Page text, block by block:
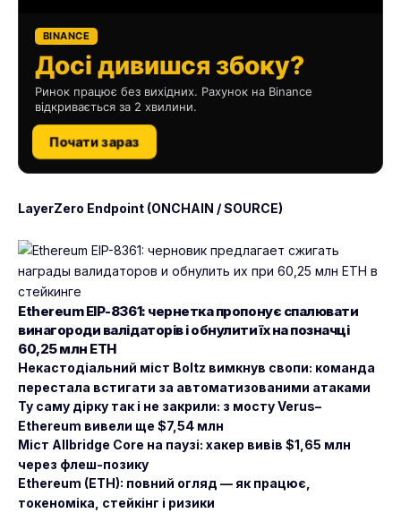
BINANCE
Досі дивишся збоку?
Ринок працює без вихідних. Рахунок на Binance
відкривається за 2 хвилини.
Почати зараз
LayerZero Endpoint (ONCHAIN / SOURCE)
Ethereum EIP-8361: чернетка пропонує спалювати
винагороди валідаторів і обнулити їх на позначці
60,25 млн ETH
Некастодіальний міст Boltz вимкнув свопи: команда
перестала встигати за автоматизованими атаками
Ту саму дірку так і не закрили: з мосту Verus–
Ethereum вивели ще $7,54 млн
Міст Allbridge Core на паузі: хакер вивів $1,65 млн
через флеш-позику
Ethereum (ETH): повний огляд — як працює,
токеноміка, стейкінг і ризики